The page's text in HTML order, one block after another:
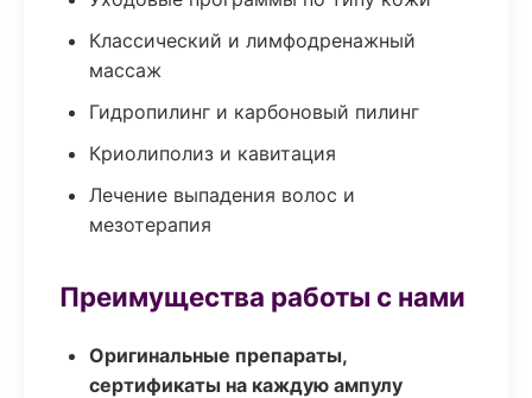
Классический и лимфодренажный
массаж
Гидропилинг и карбоновый пилинг
Криолиполиз и кавитация
Лечение выпадения волос и
мезотерапия
Преимущества работы с нами
Оригинальные препараты,
сертификаты на каждую ампулу